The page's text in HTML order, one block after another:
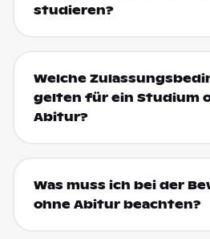
studieren?
Welche
gelten für ein Studium
Abitur?
Was muss ich bei der
ohne Abitur beachten?